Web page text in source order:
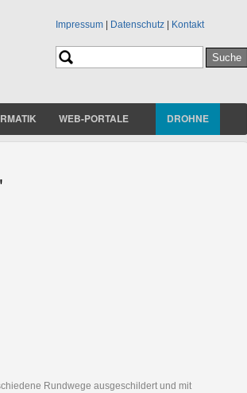
Impressum Datenschutz Kontakt
Suche
WEB-PORTALE DROHNE
Rundwege ausgeschildert und mit